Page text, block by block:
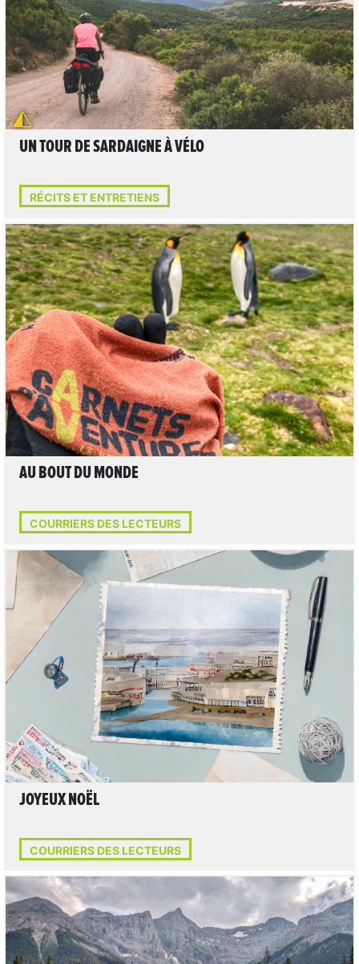
UN TOUR DE SARDAIGNE À VÉLO
RÉCITS ET ENTRETIENS
LIRE L'ARTICLE
AU BOUT DU MONDE
COURRIERS DES LECTEURS
LIRE L'ARTICLE
JOYEUX NOËL
COURRIERS DES LECTEURS